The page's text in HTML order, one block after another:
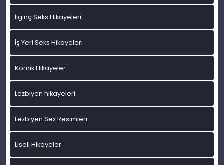
İlginç Seks Hikayeleri
İş Yeri Seks Hikayeleri
Komik Hikayeler
Lezbiyen hikayeleri
Lezbiyen Sex Resimleri
Liseli Hikayeler